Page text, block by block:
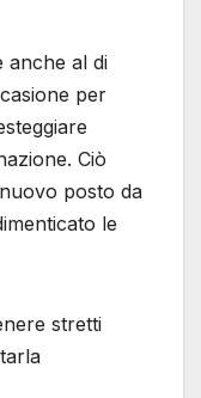
anche al di
per
Ciò
posto da
le
stretti